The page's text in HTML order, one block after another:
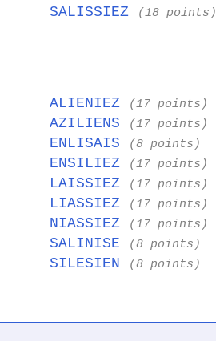
SALISSIEZ (18 points)
ALIENIEZ (17 points)
AZILIENS (17 points)
ENLISAIS (8 points)
ENSILIEZ (17 points)
LAISSIEZ (17 points)
LIASSIEZ (17 points)
NIASSIEZ (17 points)
SALINISE (8 points)
SILESIEN (8 points)